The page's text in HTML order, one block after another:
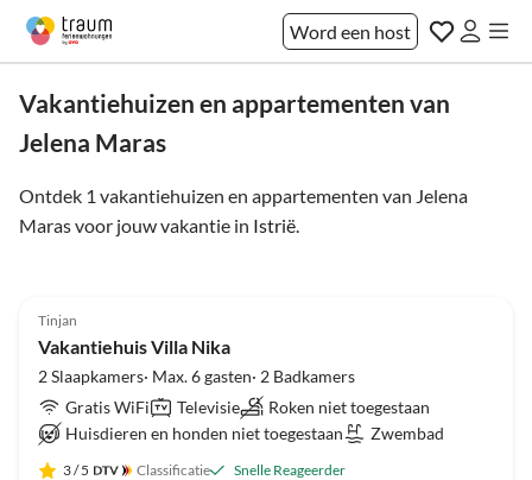
Word een host
Vakantiehuizen en appartementen van
Jelena Maras
Ontdek 1 vakantiehuizen en appartementen van Jelena
Maras voor jouw vakantie in Istrië.
Tinjan
Vakantiehuis Villa Nika
2 Slaapkamers· Max. 6 gasten· 2 Badkamers
Gratis WiFi
Televisie
Roken niet toegestaan
Huisdieren en honden niet toegestaan
Zwembad
3/ 5 Classificatie Snelle Reageerder